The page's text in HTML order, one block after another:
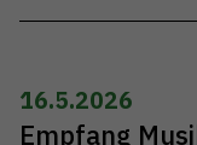
16.5.2026
Empfang